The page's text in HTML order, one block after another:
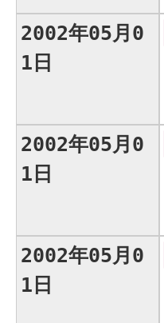
2002年05月0
1日
2002年05月0
1日
2002年05月0
1日